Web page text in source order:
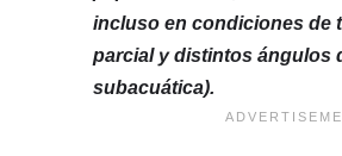
incluso en condiciones de
parcial y distintos ángulos
subacuática).